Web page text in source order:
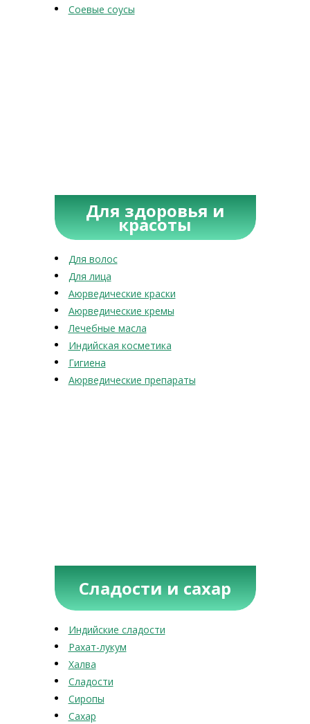
Соевые соусы
Для здоровья и
красоты
Для волос
Для лица
Аюрведические краски
Аюрведические кремы
Лечебные масла
Индийская косметика
Гигиена
Аюрведические препараты
Сладости и сахар
Индийские сладости
Рахат-лукум
Халва
Сладости
Сиропы
Сахар